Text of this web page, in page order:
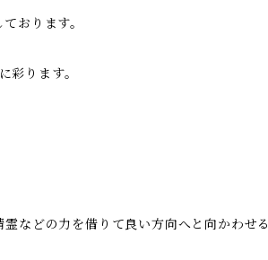
おります。
ります。
などの力を借りて良い方向へと向かわせる